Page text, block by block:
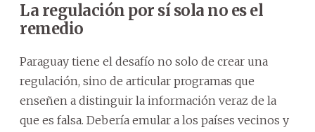
La regulación por sí sola no es el
remedio
Paraguay tiene el desafío no solo de crear una
regulación, sino de articular programas que
enseñen a distinguir la información veraz de la
que es falsa. Debería emular a los países vecinos y